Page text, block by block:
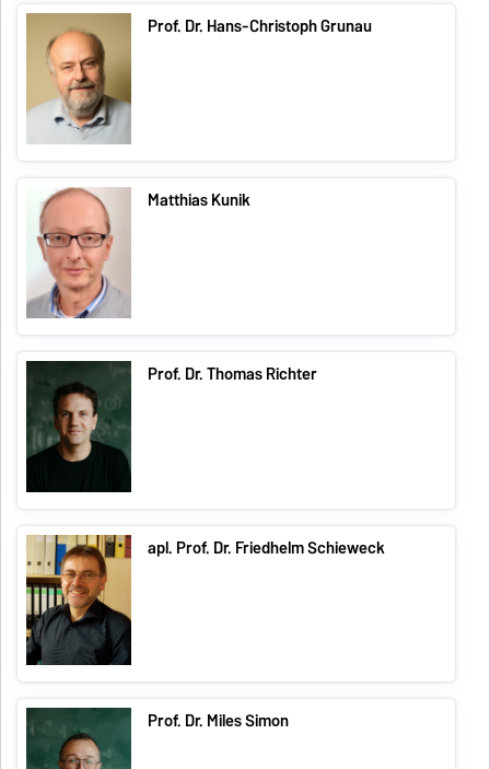
Prof. Dr. Hans-Christoph Grunau
Matthias Kunik
Prof. Dr. Thomas Richter
apl. Prof. Dr. Friedhelm Schieweck
Prof. Dr. Miles Simon